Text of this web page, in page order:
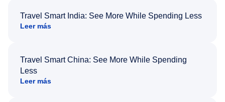
Travel Smart India: See More While Spending Less
Leer más
Travel Smart China: See More While Spending
Less
Leer más